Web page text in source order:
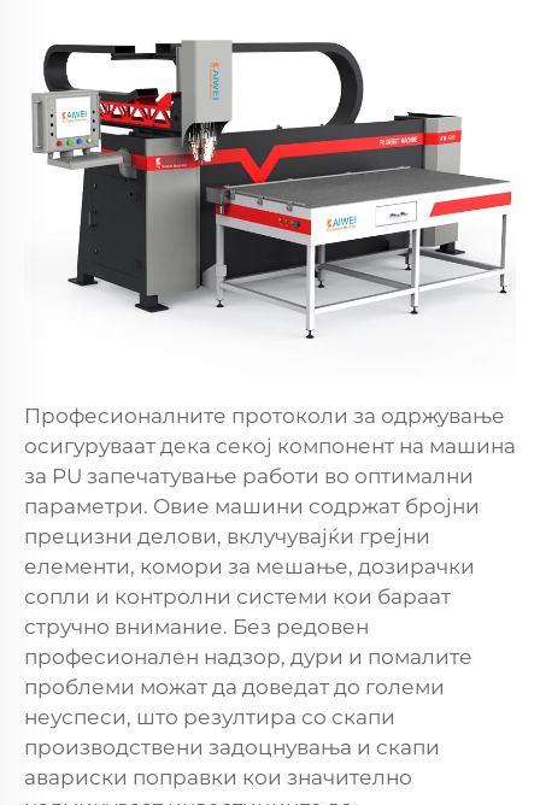
Професионалните протоколи за одржување
осигуруваат дека секој компонент на машина
за PU запечатување работи во оптимални
параметри. Овие машини содржат бројни
прецизни делови, вклучувајќи грејни
елементи, комори за мешање, дозирачки
сопли и контролни системи кои бараат
стручно внимание. Без редовен
професионален надзор, дури и помалите
проблеми можат да доведат до големи
неуспеси, што резултира со скапи
производствени задоцнувања и скапи
авариски поправки кои значително